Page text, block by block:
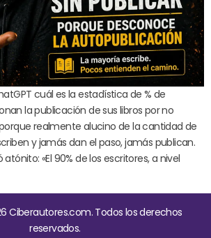
cuál es la estadística de % de
la publicación de sus libros por no
realmente alucino de la cantidad de
y jamás dan el paso, jamás publican.
«El 90% de los escritores, a nivel
Ciberautores.com. Todos los derechos
reservados.